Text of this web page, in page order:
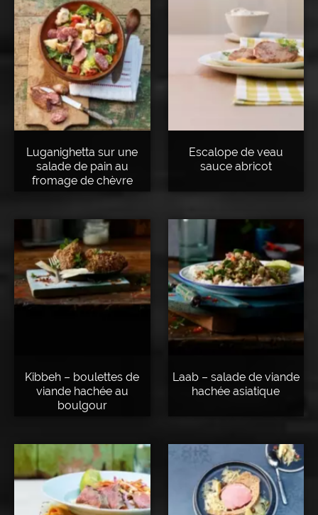
Luganighetta sur une
salade de pain au
fromage de chèvre
Escalope de veau
sauce abricot
Kibbeh – boulettes de
viande hachée au
boulgour
Laab – salade de viande
hachée asiatique